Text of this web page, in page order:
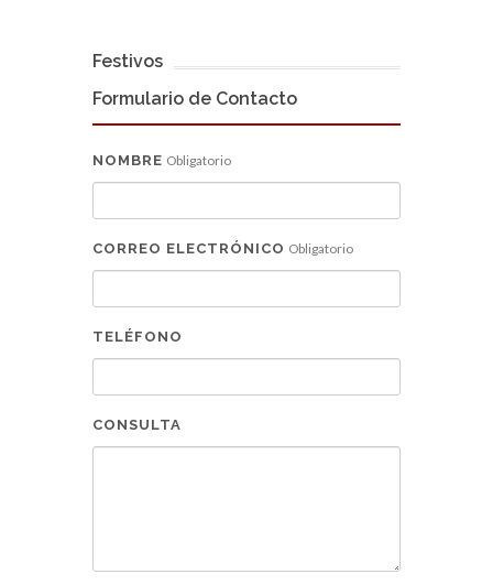
Festivos
Formulario de Contacto
NOMBRE Obligatorio
CORREO ELECTRÓNICO Obligatorio
TELÉFONO
CONSULTA